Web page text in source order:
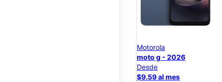
Motorola
moto g - 2026
Desde
$9.59 al mes